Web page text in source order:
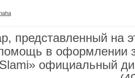
представленный на
в оформлении
официальный